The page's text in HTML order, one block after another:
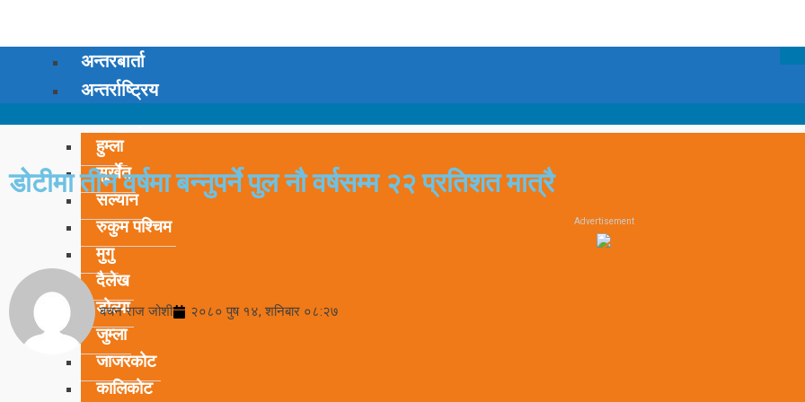
अन्तरबार्ता
अन्तर्राष्ट्रिय
हुम्ला
सुर्खेत
सल्यान
रुकुम पश्चिम
मुगु
दैलेख
डोल्पा
जुम्ला
जाजरकोट
कालिकोट
डोटीमा तीन वर्षमा बन्नुपर्ने पुल नौ वर्षसम्म २२ प्रतिशत मात्रै
Advertisement
बचन राज जोशी २०८० पुष १४, शनिबार ०८:२७